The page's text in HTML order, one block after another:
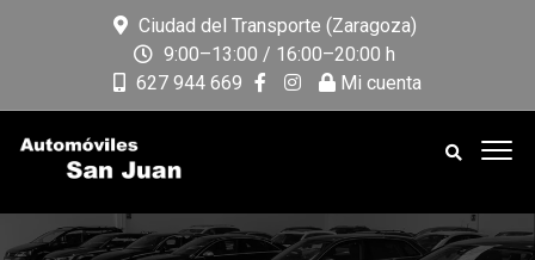
Ciudad del Transporte (Zaragoza)
9:00–13:00 / 16:00–20:00 h
627 944 669
Mi cuenta